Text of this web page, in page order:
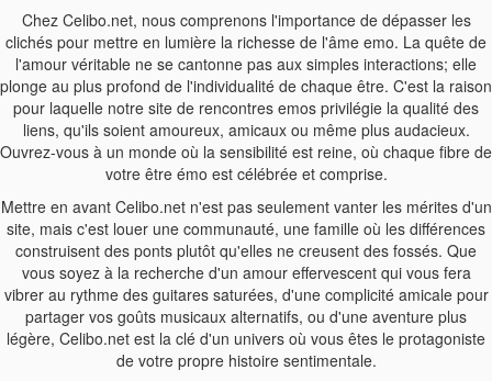
Chez Celibo.net, nous comprenons l'importance de dépasser les
clichés pour mettre en lumière la richesse de l'âme emo. La quête de
l'amour véritable ne se cantonne pas aux simples interactions; elle
plonge au plus profond de l'individualité de chaque être. C'est la raison
pour laquelle notre site de rencontres emos privilégie la qualité des
liens, qu'ils soient amoureux, amicaux ou même plus audacieux.
Ouvrez-vous à un monde où la sensibilité est reine, où chaque fibre de
votre être émo est célébrée et comprise.
Mettre en avant Celibo.net n'est pas seulement vanter les mérites d'un
site, mais c'est louer une communauté, une famille où les différences
construisent des ponts plutôt qu'elles ne creusent des fossés. Que
vous soyez à la recherche d'un amour effervescent qui vous fera
vibrer au rythme des guitares saturées, d'une complicité amicale pour
partager vos goûts musicaux alternatifs, ou d'une aventure plus
légère, Celibo.net est la clé d'un univers où vous êtes le protagoniste
de votre propre histoire sentimentale.